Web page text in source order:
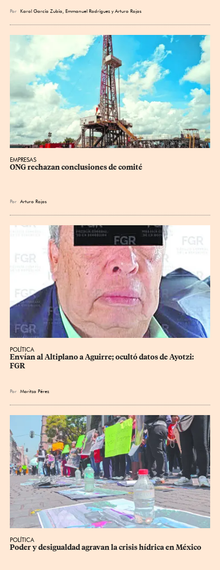
Por Karol García Zubía, Emmanuel Rodríguez yArturo Rojas
EMPRESAS
ONG rechazan conclusiones de comité
Por Arturo Rojas
POLÍTICA
Envían al Altiplano a Aguirre; ocultó datos de Ayotzi:
FGR
Por Maritza Pérez
POLÍTICA
Poder y desigualdad agravan la crisis hídrica en México